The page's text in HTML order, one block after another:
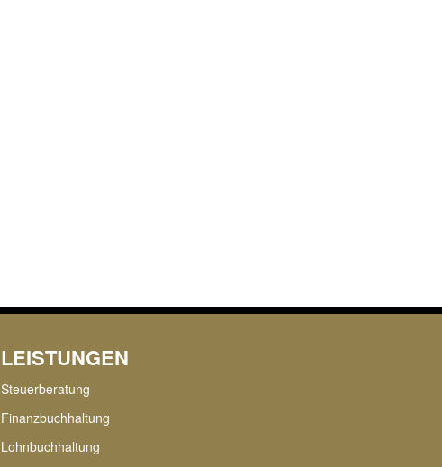
LEISTUNGEN
Steuerberatung
Finanzbuchhaltung
Lohnbuchhaltung